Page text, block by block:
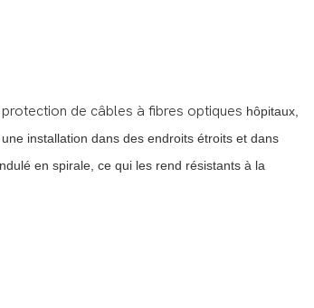
de câbles à fibres optiques hôpitaux,
installation dans des endroits étroits et dans
en spirale, ce qui les rend résistants à la